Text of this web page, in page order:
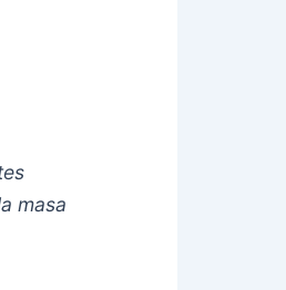
masa